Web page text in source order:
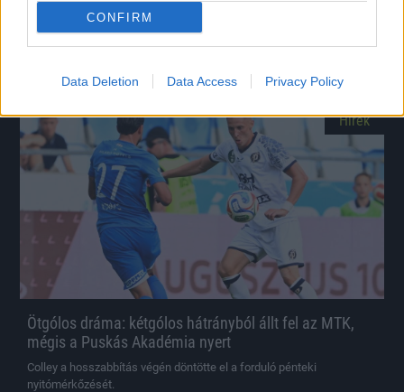
CONFIRM
Data Deletion Data Access Privacy Policy
Pinezits Máté egyszerre volt bosszús és büszke, Babó Levente pedig
a csapata küzdőszellemét emelte ki a pénteki rangadó után.
|
Hírek
Ötgólos dráma: kétgólos hátrányból állt fel az MTK,
mégis a Puskás Akadémia nyert
Colley a hosszabbítás végén döntötte el a forduló pénteki
nyitómérkőzését.